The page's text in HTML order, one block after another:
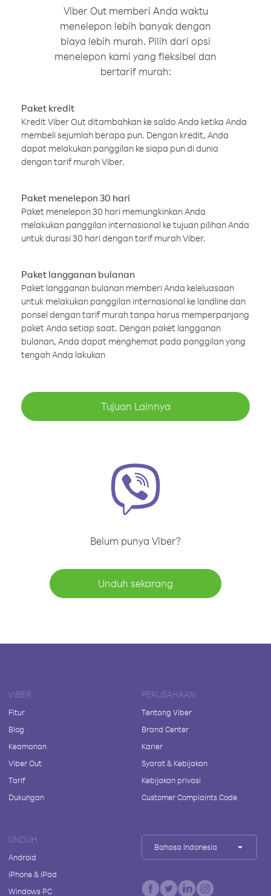
Viber Out memberi Anda waktu
menelepon lebih banyak dengan
biaya lebih murah. Pilih dari opsi
menelepon kami yang fleksibel dan
bertarif murah:
Paket kredit
Kredit Viber Out ditambahkan ke saldo Anda ketika Anda
membeli sejumlah berapa pun. Dengan kredit, Anda
dapat melakukan panggilan ke siapa pun di dunia
dengan tarif murah Viber.
Paket menelepon 30 hari
Paket menelepon 30 hari memungkinkan Anda
melakukan panggilan internasional ke tujuan pilihan Anda
untuk durasi 30 hari dengan tarif murah Viber.
Paket langganan bulanan
Paket langganan bulanan memberi Anda keleluasaan
untuk melakukan panggilan internasional ke landline dan
ponsel dengan tarif murah tanpa harus memperpanjang
paket Anda setiap saat. Dengan paket langganan
bulanan, Anda dapat menghemat pada panggilan yang
tengah Anda lakukan
Tujuan Lainnya
Belum punya Viber?
Unduh sekarang
VIBER
Fitur
Blog
Keamanan
Viber Out
Tarif
Dukungan
PERUSAHAAN
Tentang Viber
Brand Center
Karier
Syarat & Kebijakan
Kebijakan privasi
Customer Complaints Code
UNDUH
Android
iPhone & iPad
Windows PC
Bahasa Indonesia